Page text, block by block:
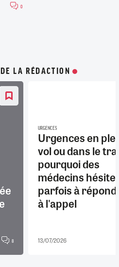
0
LA RÉDACTION
8
URGENCES
Urgences en
vol ou dans le
pourquoi des
médecins
parfois à
à l'appel
13/07/2026